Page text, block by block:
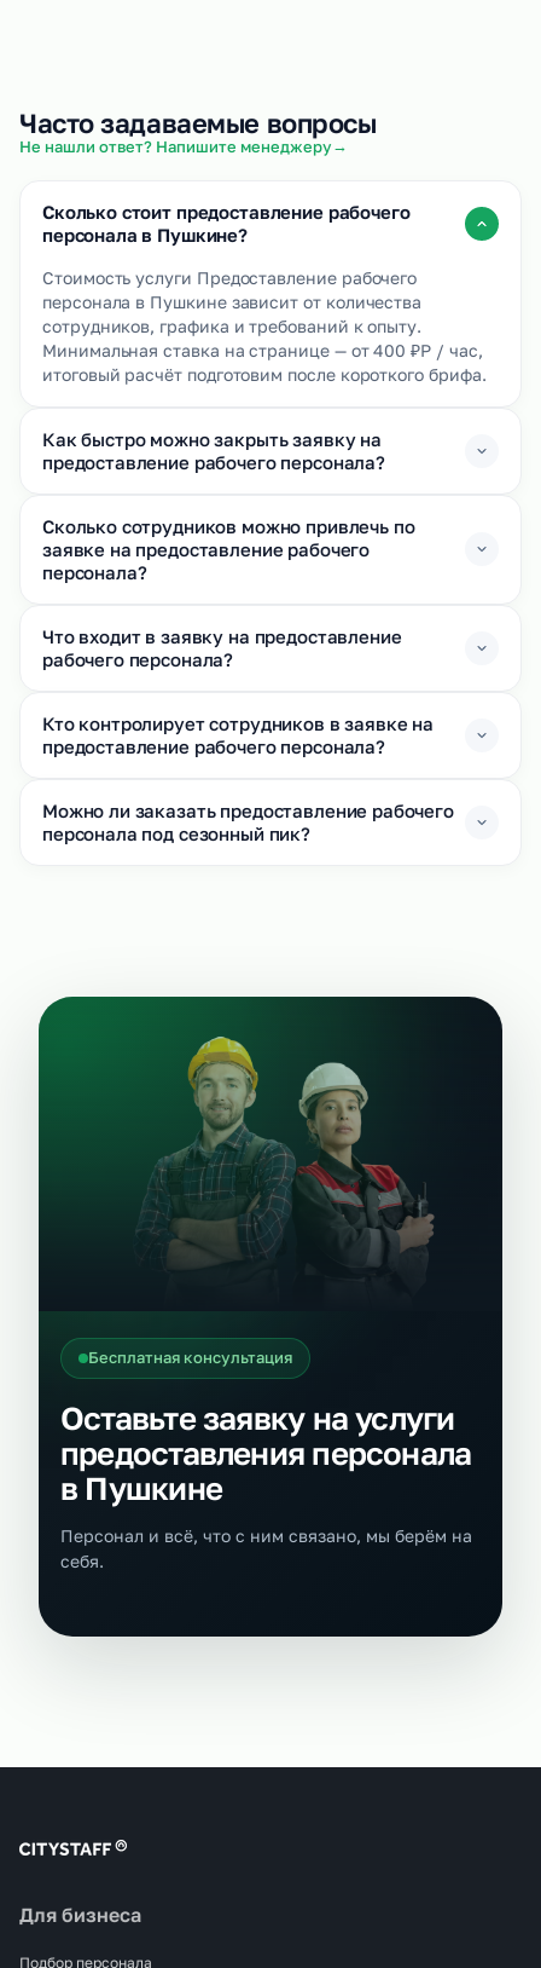
Часто задаваемые вопросы
Не нашли ответ? Напишите менеджеру→
Сколько стоит предоставление рабочего
персонала в Пушкине?
Стоимость услуги Предоставление рабочего
персонала в Пушкине зависит от количества
сотрудников, графика и требований к опыту.
Минимальная ставка на странице — от 400 ₽Р / час,
итоговый расчёт подготовим после короткого брифа.
Как быстро можно закрыть заявку на
предоставление рабочего персонала?
Сколько сотрудников можно привлечь по
заявке на предоставление рабочего
персонала?
Что входит в заявку на предоставление
рабочего персонала?
Кто контролирует сотрудников в заявке на
предоставление рабочего персонала?
Можно ли заказать предоставление рабочего
персонала под сезонный пик?
Бесплатная консультация
Оставьте заявку на услуги
предоставления персонала
в Пушкине
Персонал и всё, что с ним связано, мы берём на
себя.
Для бизнеса
Подбор персонала